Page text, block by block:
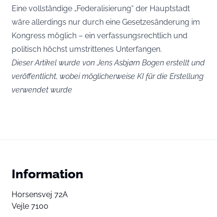
Eine vollständige „Federalisierung“ der Hauptstadt
wäre allerdings nur durch eine Gesetzesänderung im
Kongress möglich – ein verfassungsrechtlich und
politisch höchst umstrittenes Unterfangen.
Dieser Artikel wurde von Jens Asbjørn Bogen erstellt und
veröffentlicht, wobei möglicherweise KI für die Erstellung
verwendet wurde
Information
Horsensvej 72A
Vejle 7100